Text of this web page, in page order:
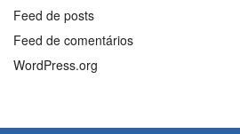
Feed de posts
Feed de comentários
WordPress.org